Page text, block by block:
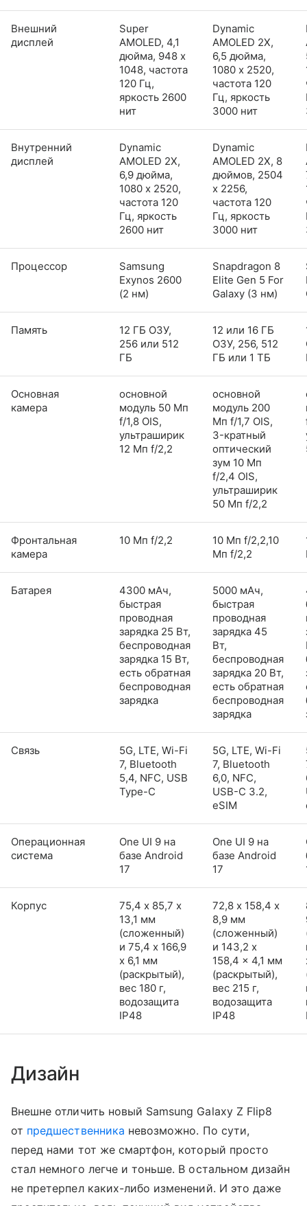
Внешний
дисплей
Super
AMOLED, 4,1
дюйма, 948 x
1048, частота
120 Гц,
яркость 2600
нит
Dynamic
AMOLED 2X,
6,5 дюйма,
1080 x 2520,
частота 120
Гц, яркость
3000 нит
Внутренний
дисплей
Dynamic
AMOLED 2X,
6,9 дюйма,
1080 x 2520,
частота 120
Гц, яркость
2600 нит
Dynamic
AMOLED 2X, 8
дюймов, 2504
x 2256,
частота 120
Гц, яркость
3000 нит
Процессор
Samsung
Exynos 2600
(2 нм)
Snapdragon 8
Elite Gen 5 For
Galaxy (3 нм)
Память
12 ГБ ОЗУ,
256 или 512
ГБ
12 или 16 ГБ
ОЗУ, 256, 512
ГБ или 1 ТБ
Основная
камера
основной
модуль 50 Мп
f/1,8 OIS,
ультраширик
12 Мп f/2,2
основной
модуль 200
Мп f/1,7 OIS,
3-кратный
оптический
зум 10 Мп
f/2,4 OIS,
ультраширик
50 Мп f/2,2
Фронтальная
камера
10 Мп f/2,2
10 Мп f/2,2,10
Мп f/2,2
Батарея
4300 мАч,
быстрая
проводная
зарядка 25 Вт,
беспроводная
зарядка 15 Вт,
есть обратная
беспроводная
зарядка
5000 мАч,
быстрая
проводная
зарядка 45
Вт,
беспроводная
зарядка 20 Вт,
есть обратная
беспроводная
зарядка
Связь
5G, LTE, Wi-Fi
7, Bluetooth
5,4, NFC, USB
Type-C
5G, LTE, Wi-Fi
7, Bluetooth
6,0, NFC,
USB-C 3.2,
eSIM
Операционная
система
One UI 9 на
базе Android
17
One UI 9 на
базе Android
17
Корпус
75,4 х 85,7 х
13,1 мм
(сложенный)
и 75,4 x 166,9
x 6,1 мм
(раскрытый),
вес 180 г,
водозащита
IP48
72,8 х 158,4 х
8,9 мм
(сложенный)
и 143,2 x
158,4 x 4,1 мм
(раскрытый),
вес 215 г,
водозащита
IP48
Дизайн
Внешне отличить новый Samsung Galaxy Z Flip8
от предшественника невозможно. По сути,
перед нами тот же смартфон, который просто
стал немного легче и тоньше. В остальном дизайн
не претерпел каких-либо изменений. И это даже